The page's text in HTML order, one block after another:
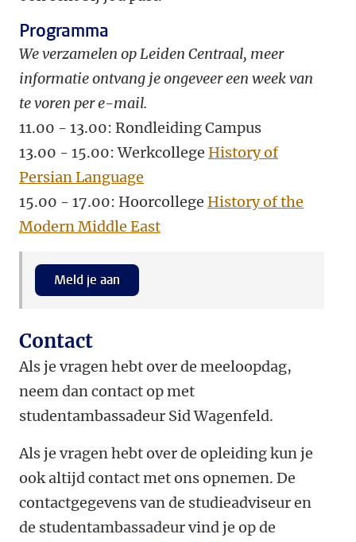
Programma
We verzamelen op Leiden Centraal, meer
informatie ontvang je ongeveer een week van
te voren per e-mail.
11.00 - 13.00: Rondleiding Campus
13.00 - 15.00: Werkcollege History of
Persian Language
15.00 - 17.00: Hoorcollege History of the
Modern Middle East
Meld je aan
Contact
Als je vragen hebt over de meeloopdag,
neem dan contact op met
studentambassadeur Sid Wagenfeld.
Als je vragen hebt over de opleiding kun je
ook altijd contact met ons opnemen. De
contactgegevens van de studieadviseur en
de studentambassadeur vind je op de